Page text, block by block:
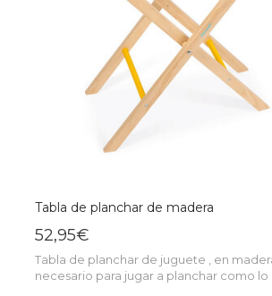
Tabla de planchar de madera
52,95€
Tabla de planchar de juguete , en
necesario para jugar a planchar como lo